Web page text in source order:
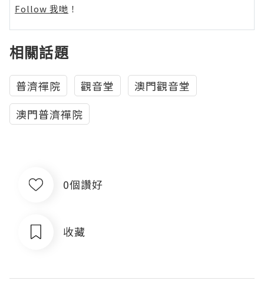
Follow 我哋 ！
相關話題
普濟禪院 觀音堂
澳門觀音堂
澳門普濟禪院
0個讚好
收藏